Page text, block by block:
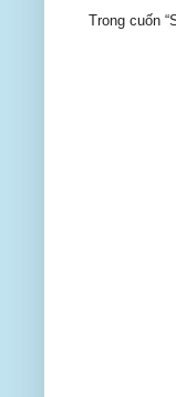
Trong cuốn